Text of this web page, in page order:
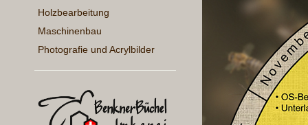
Holzbearbeitung
Maschinenbau
Photografie und Acrylbilder